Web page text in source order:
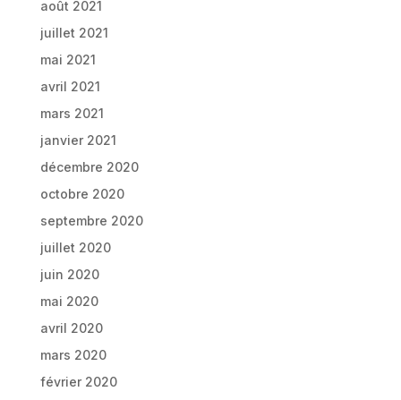
août 2021
juillet 2021
mai 2021
avril 2021
mars 2021
janvier 2021
décembre 2020
octobre 2020
septembre 2020
juillet 2020
juin 2020
mai 2020
avril 2020
mars 2020
février 2020